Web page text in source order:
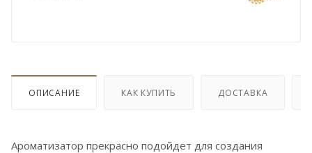
ОПИСАНИЕ КАК КУПИТЬ ДОСТАВКА
Ароматизатор прекрасно подойдет для создания